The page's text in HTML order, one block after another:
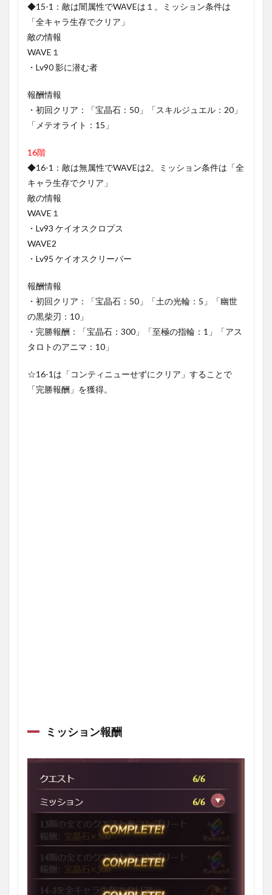
◆15-1：敵は闇属性でWAVEは１。ミッション条件は
「全キャラ生存でクリア」
敵の情報
WAVE１
・Lv90 影に潜む者
報酬情報
・初回クリア：「宝晶石：50」「スキルジュエル：20」
「メテオライト：15」
16階
◆16-1：敵は無属性でWAVEは2。ミッション条件は「全
キャラ生存でクリア」
敵の情報
WAVE１
・Lv93 ケイオスクロプス
WAVE2
・Lv95 ケイオスクリーパー
報酬情報
・初回クリア：「宝晶石：50」「土の光輪：5」「幽世
の黒柴刃：10」
・完勝報酬：「宝晶石：300」「至極の指輪：1」「アス
タロトのアニマ：10」
☆16-1は「コンティニューせずにクリア」することで
「完勝報酬」を獲得。
ミッション報酬